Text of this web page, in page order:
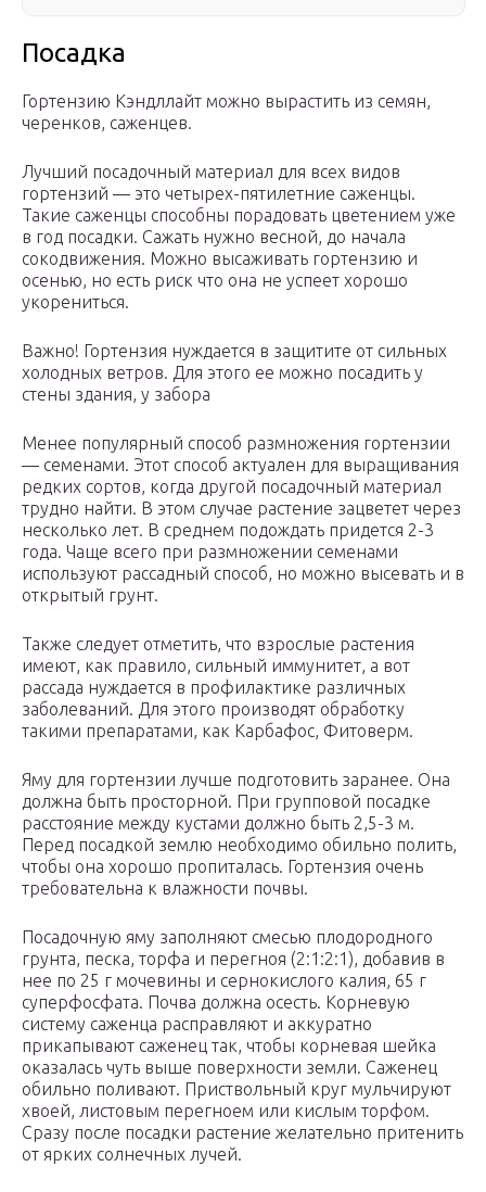
Посадка
Гортензию Кэндллайт можно вырастить из семян,
черенков, саженцев.
Лучший посадочный материал для всех видов
гортензий — это четырех-пятилетние саженцы.
Такие саженцы способны порадовать цветением уже
в год посадки. Сажать нужно весной, до начала
сокодвижения. Можно высаживать гортензию и
осенью, но есть риск что она не успеет хорошо
укорениться.
Важно! Гортензия нуждается в защитите от сильных
холодных ветров. Для этого ее можно посадить у
стены здания, у забора
Менее популярный способ размножения гортензии
— семенами. Этот способ актуален для выращивания
редких сортов, когда другой посадочный материал
трудно найти. В этом случае растение зацветет через
несколько лет. В среднем подождать придется 2-3
года. Чаще всего при размножении семенами
используют рассадный способ, но можно высевать и в
открытый грунт.
Также следует отметить, что взрослые растения
имеют, как правило, сильный иммунитет, а вот
рассада нуждается в профилактике различных
заболеваний. Для этого производят обработку
такими препаратами, как Карбафос, Фитоверм.
Яму для гортензии лучше подготовить заранее. Она
должна быть просторной. При групповой посадке
расстояние между кустами должно быть 2,5-3 м.
Перед посадкой землю необходимо обильно полить,
чтобы она хорошо пропиталась. Гортензия очень
требовательна к влажности почвы.
Посадочную яму заполняют смесью плодородного
грунта, песка, торфа и перегноя (2:1:2:1), добавив в
нее по 25 г мочевины и сернокислого калия, 65 г
суперфосфата. Почва должна осесть. Корневую
систему саженца расправляют и аккуратно
прикапывают саженец так, чтобы корневая шейка
оказалась чуть выше поверхности земли. Саженец
обильно поливают. Приствольный круг мульчируют
хвоей, листовым перегноем или кислым торфом.
Сразу после посадки растение желательно притенить
от ярких солнечных лучей.